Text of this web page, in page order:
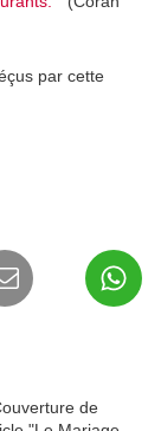
par cette